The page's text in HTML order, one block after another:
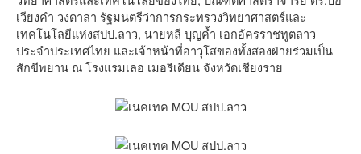
เวียงคำ วงดาลา รัฐมนตรีว่าการกระทรวงวิทยาศาสตร์และ
เทคโนโลยีแห่งสปป.ลาว, นายหลี บุญค้ำ เอกอัครราชทูตลาว
ประจำประเทศไทย และเจ้าหน้าที่อาวุโสของทั้งสองฝ่ายร่วมเป็น
สักขีพยาน ณ โรงแรมเลอ เมอริเดียน จังหวัดเชียงราย